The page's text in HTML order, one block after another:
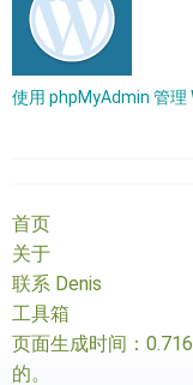
使用 phpMyAdmin 管理
首页
关于
联系 Denis
工具箱
页面生成时间：
的。